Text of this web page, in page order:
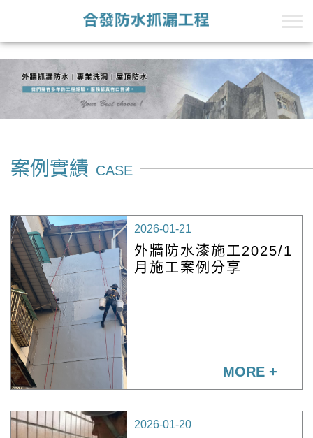
案例實績 CASE
2026-01-21
外牆防水漆施工2025/1
月施工案例分享
MORE +
2026-01-20